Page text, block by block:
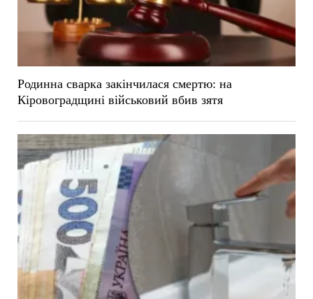
Родинна сварка закінчилася смертю: на
Кіровоградщині військовий вбив зятя